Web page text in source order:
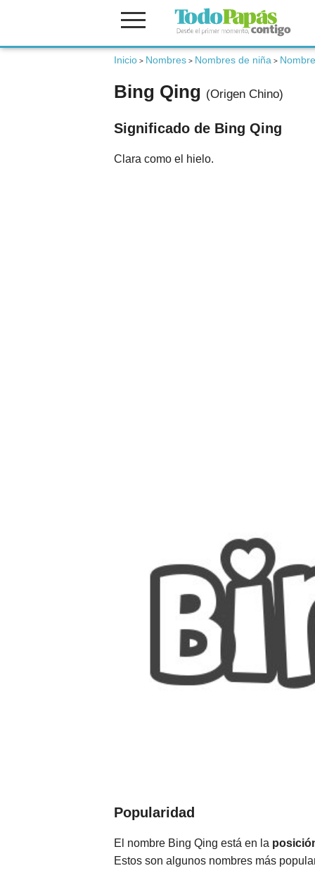
Inicio > Nombres > Nombres de niña >
Bing Qing (Origen Chino)
Significado de Bing Qing
Clara como el hielo.
Popularidad
El nombre Bing Qing está en la
Estos son algunos nombres más